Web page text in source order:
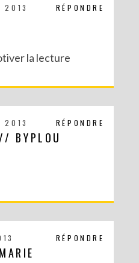
RÉPONDRE
2013
la lecture
RÉPONDRE
2013
BYPLOU
RÉPONDRE